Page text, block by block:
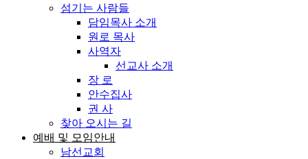
섬기는 사람들
담임목사 소개
원로 목사
사역자
선교사 소개
장 로
안수집사
권 사
찾아 오시는 길
예배 및 모임안내
남선교회